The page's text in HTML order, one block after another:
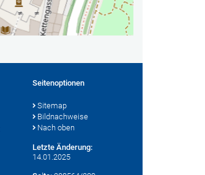
Seitenoptionen
Sitemap
Bildnachweise
Nach oben
Letzte Änderung:
14.01.2025